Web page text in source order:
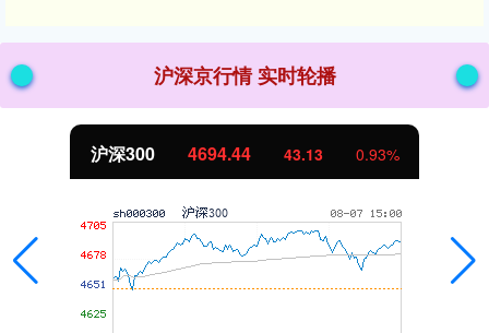
沪深京行情 实时轮播
北证50 1134.24 11.37 1.01%